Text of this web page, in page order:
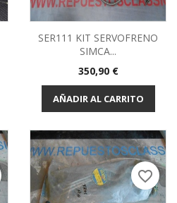
SER111 KIT SERVOFRENO
SIMCA...
Precio
350,90 €
AÑADIR AL CARRITO
favorite_border